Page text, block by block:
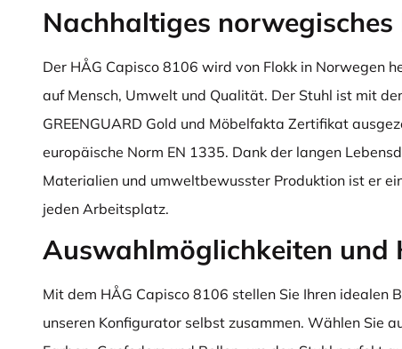
Nachhaltiges norwegisches
Der HÅG Capisco 8106 wird von Flokk in Norwegen
auf Mensch, Umwelt und Qualität. Der Stuhl ist mit
GREENGUARD Gold und Möbelfakta Zertifikat
europäische Norm EN 1335. Dank der langen
Materialien und umweltbewusster Produktion ist er
jeden Arbeitsplatz.
Auswahlmöglichkeiten und
Mit dem HÅG Capisco 8106 stellen Sie Ihren idealen
unseren Konfigurator selbst zusammen. Wählen Sie